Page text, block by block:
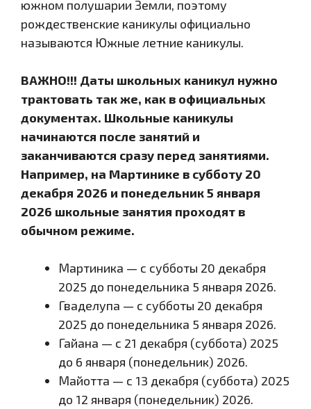
южном полушарии Земли, поэтому
рождественские каникулы официально
называются Южные летние каникулы.
ВАЖНО!!! Даты школьных каникул нужно
трактовать так же, как в официальных
документах. Школьные каникулы
начинаются после занятий и
заканчиваются сразу перед занятиями.
Например, на Мартинике в субботу 20
декабря 2026 и понедельник 5 января
2026 школьные занятия проходят в
обычном режиме.
Мартиника — с субботы 20 декабря
2025 до понедельника 5 января 2026.
Гваделупа — с субботы 20 декабря
2025 до понедельника 5 января 2026.
Гайана — с 21 декабря (суббота) 2025
до 6 января (понедельник) 2026.
Майотта — с 13 декабря (суббота) 2025
до 12 января (понедельник) 2026.